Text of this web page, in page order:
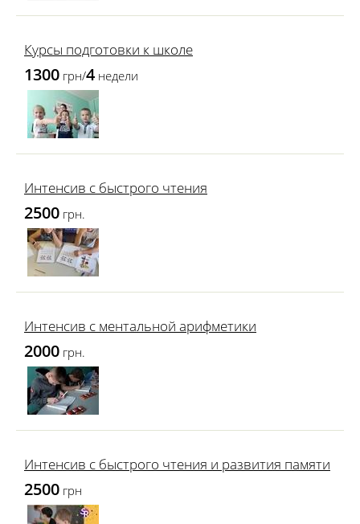
Курсы подготовки к школе
1300 грн/4 недели
Интенсив с быстрого чтения
2500 грн.
Интенсив с ментальной арифметики
2000 грн.
Интенсив с быстрого чтения и развития памяти
2500 грн